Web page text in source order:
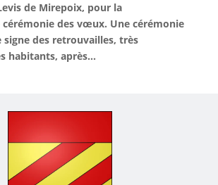
de Mirepoix, pour la
des vœux. Une cérémonie
signe des retrouvailles, très
habitants, après...